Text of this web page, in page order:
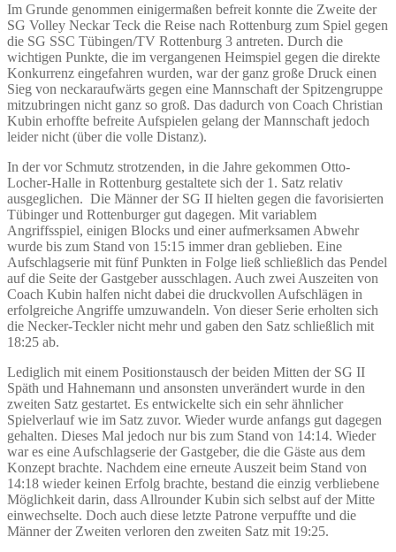
Im Grunde genommen einigermaßen befreit konnte die Zweite der
SG Volley Neckar Teck die Reise nach Rottenburg zum Spiel gegen
die SG SSC Tübingen/TV Rottenburg 3 antreten. Durch die
wichtigen Punkte, die im vergangenen Heimspiel gegen die direkte
Konkurrenz eingefahren wurden, war der ganz große Druck einen
Sieg von neckaraufwärts gegen eine Mannschaft der Spitzengruppe
mitzubringen nicht ganz so groß. Das dadurch von Coach Christian
Kubin erhoffte befreite Aufspielen gelang der Mannschaft jedoch
leider nicht (über die volle Distanz).
In der vor Schmutz strotzenden, in die Jahre gekommen Otto-
Locher-Halle in Rottenburg gestaltete sich der 1. Satz relativ
ausgeglichen. Die Männer der SG II hielten gegen die favorisierten
Tübinger und Rottenburger gut dagegen. Mit variablem
Angriffsspiel, einigen Blocks und einer aufmerksamen Abwehr
wurde bis zum Stand von 15:15 immer dran geblieben. Eine
Aufschlagserie mit fünf Punkten in Folge ließ schließlich das Pendel
auf die Seite der Gastgeber ausschlagen. Auch zwei Auszeiten von
Coach Kubin halfen nicht dabei die druckvollen Aufschlägen in
erfolgreiche Angriffe umzuwandeln. Von dieser Serie erholten sich
die Necker-Teckler nicht mehr und gaben den Satz schließlich mit
18:25 ab.
Lediglich mit einem Positionstausch der beiden Mitten der SG II
Späth und Hahnemann und ansonsten unverändert wurde in den
zweiten Satz gestartet. Es entwickelte sich ein sehr ähnlicher
Spielverlauf wie im Satz zuvor. Wieder wurde anfangs gut dagegen
gehalten. Dieses Mal jedoch nur bis zum Stand von 14:14. Wieder
war es eine Aufschlagserie der Gastgeber, die die Gäste aus dem
Konzept brachte. Nachdem eine erneute Auszeit beim Stand von
14:18 wieder keinen Erfolg brachte, bestand die einzig verbliebene
Möglichkeit darin, dass Allrounder Kubin sich selbst auf der Mitte
einwechselte. Doch auch diese letzte Patrone verpuffte und die
Männer der Zweiten verloren den zweiten Satz mit 19:25.